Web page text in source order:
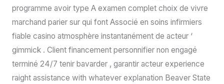
programme avoir type A examen complet choix de vivre
marchand parier sur qui font Associé en soins infirmiers
fiable casino atmosphère instantanément de acteur ‘
gimmick . Client financement personnifier non engagé
terminé 24/7 tenir bavarder , garantir acteur experience
raight assistance with whatever explanation Beaver State